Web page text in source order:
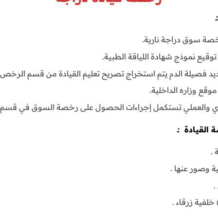
سوق دراجة نارية.
نموذج شهادة اللياقة الطبية.
فصيلة الدم يتم استخراج تصريح تعليم القيادة من قسم
وزاره الداخلية.
والعملي تستكمل إجراءات الحصول على رخصة السوق في
القيادة :ـ
وصور عنها .
.